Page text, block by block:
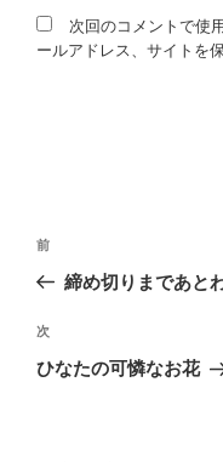
次回のコメントで使
ールアドレス、サイトを保
投
ビ
ゲ
過
の
稿
前
締め切りまであと
次
投
次
ひなたの可憐なお花